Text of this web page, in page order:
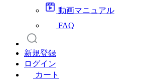
動画マニュアル
FAQ
新規登録
ログイン
カート